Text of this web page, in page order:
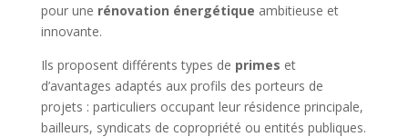
pour une rénovation énergétique ambitieuse et
innovante.
Ils proposent différents types de primes et
d’avantages adaptés aux profils des porteurs de
projets : particuliers occupant leur résidence principale,
bailleurs, syndicats de copropriété ou entités publiques.